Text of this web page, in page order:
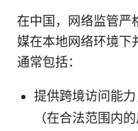
在中国，网络监管严
媒在本地网络环境下
通常包括：
提供跨境访问能
（在合法范围内的